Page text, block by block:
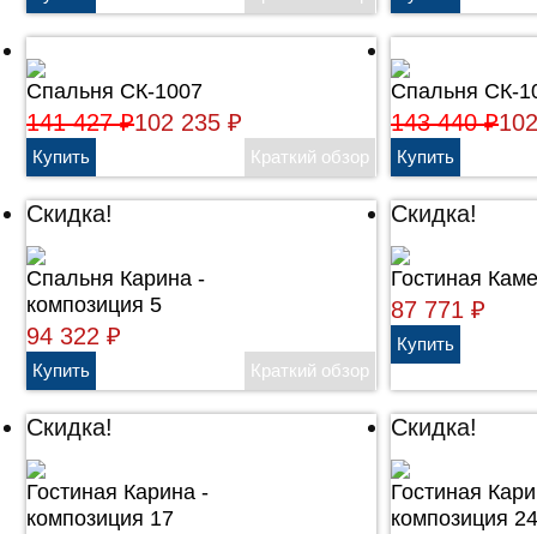
Спальня СК-1007
141 427₽102 235₽
Спальня СК-
143 440₽
Скидка!
Cпальня Карина -
композиция 5
94 322₽
Скидка!
Гостиная
87 771₽
Скидка!
Гостиная Карина -
композиция 17
Скидка!
Гостиная
композиция